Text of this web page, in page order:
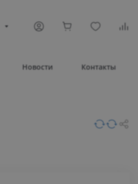
Новости Контакты